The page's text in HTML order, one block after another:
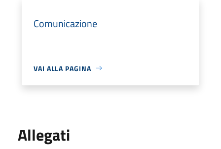
Comunicazione
VAI ALLA PAGINA
Allegati